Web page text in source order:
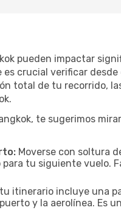
pueden impactar
crucial verificar
total de tu recorrido,
te sugerimos
Moverse con soltura
tu siguiente vuelo.
itinerario incluye una
y la aerolínea. Es